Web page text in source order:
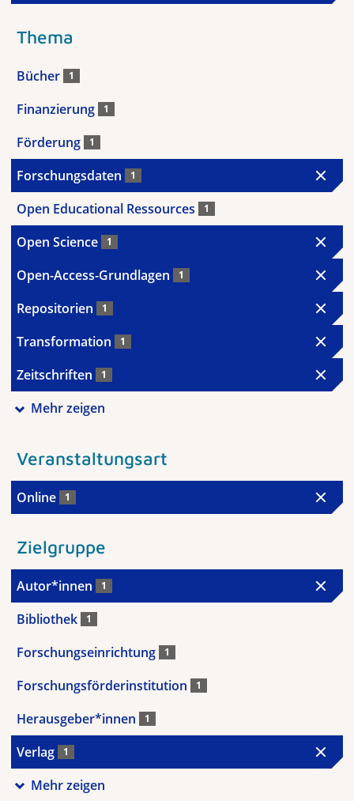
Thema
Bücher 1
Finanzierung 1
Förderung 1
Forschungsdaten 1
Open Educational Ressources 1
Open Science 1
Open-Access-Grundlagen 1
Repositorien 1
Transformation 1
Zeitschriften 1
Mehr zeigen
Veranstaltungsart
Online 1
Zielgruppe
Autor*innen 1
Bibliothek 1
Forschungseinrichtung 1
Forschungsförderinstitution 1
Herausgeber*innen 1
Verlag 1
Mehr zeigen